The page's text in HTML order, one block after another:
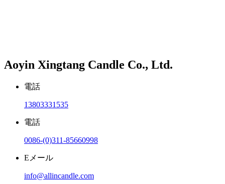
Aoyin Xingtang Candle Co., Ltd.
電話
13803331535
電話
0086-(0)311-85660998
Eメール
info@allincandle.com